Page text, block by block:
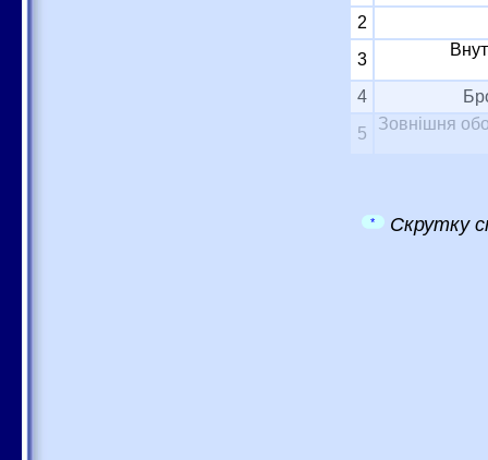
2
3
4
5
Зовнішня
* Скрутку